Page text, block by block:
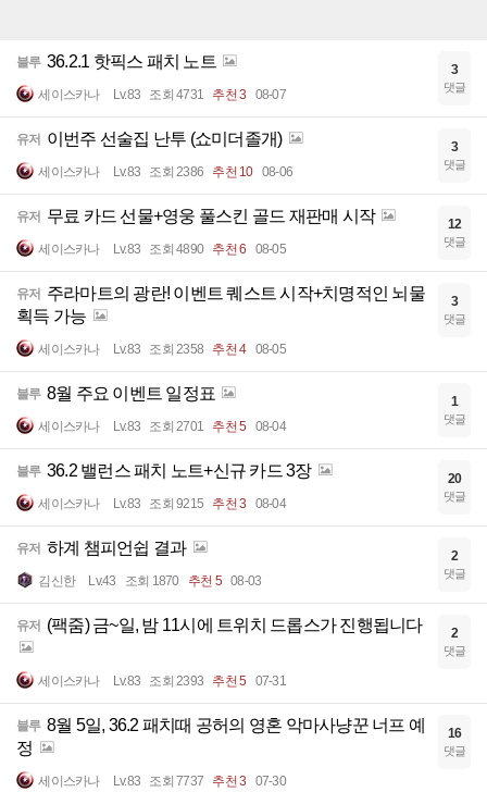
블루 36.2.1 핫픽스 패치 노트
세이스카나 Lv.83 조회 4731 추천 3 08-07
3
댓글
유저 이번주 선술집 난투 (쇼미더졸개)
세이스카나 Lv.83 조회 2386 추천 10 08-06
3
댓글
유저 무료 카드 선물+영웅 풀스킨 골드 재판매 시작
세이스카나 Lv.83 조회 4890 추천 6 08-05
12
댓글
유저 주라마트의 광란! 이벤트 퀘스트 시작+치명적인 뇌물
획득 가능
세이스카나 Lv.83 조회 2358 추천 4 08-05
3
댓글
블루 8월 주요 이벤트 일정표
세이스카나 Lv.83 조회 2701 추천 5 08-04
1
댓글
블루 36.2 밸런스 패치 노트+신규 카드 3장
세이스카나 Lv.83 조회 9215 추천 3 08-04
20
댓글
유저 하계 챔피언쉽 결과
김신한 Lv.43 조회 1870 추천 5 08-03
2
댓글
유저 (팩줌) 금~일, 밤 11시에 트위치 드롭스가 진행됩니다
세이스카나 Lv.83 조회 2393 추천 5 07-31
2
댓글
블루 8월 5일, 36.2 패치때 공허의 영혼 악마사냥꾼 너프 예
정
세이스카나 Lv.83 조회 7737 추천 3 07-30
16
댓글